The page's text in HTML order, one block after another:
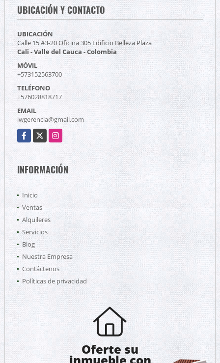
UBICACIÓN Y CONTACTO
UBICACIÓN
Calle 15 #3-20 Oficina 305 Edificio Belleza Plaza
Cali - Valle del Cauca - Colombia
MÓVIL
+573152563700
TELÉFONO
+576028818717
EMAIL
iwgerencia@gmail.com
Facebook
X Instagram
INFORMACIÓN
Inicio
Ventas
Alquileres
Servicios
Blog
Nuestra Empresa
Contáctenos
Políticas de privacidad
Oferte su